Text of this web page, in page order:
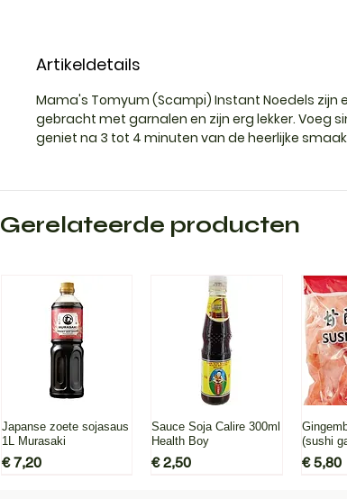
Artikeldetails
Mama's Tomyum (Scampi) Instant Noedels zijn
gebracht met garnalen en zijn erg lekker. Voeg
geniet na 3 tot 4 minuten van de heerlijke
Gerelateerde producten
Snel overzicht
Japanse zoete sojasaus
1L Murasaki
Prijs
€ 7,20
Snel overzicht
Sauce Soja Calire 300ml
Health Boy
Prijs
€ 2,50
(sushi
Prijs
€ 5,80